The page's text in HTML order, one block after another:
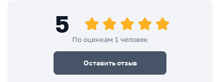
5
По оценкам 1 человек
Оставить отзыв